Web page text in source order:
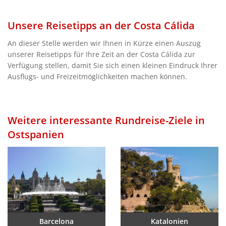
Unsere Reisetipps an der Costa Cálida
An dieser Stelle werden wir Ihnen in Kürze einen Auszug
unserer Reisetipps für Ihre Zeit an der Costa Cálida zur
Verfügung stellen, damit Sie sich einen kleinen Eindruck Ihrer
Ausflugs- und Freizeitmöglichkeiten machen können.
Weitere interessante Rundreise-Ziele in
Ostspanien
Barcelona Katalonien